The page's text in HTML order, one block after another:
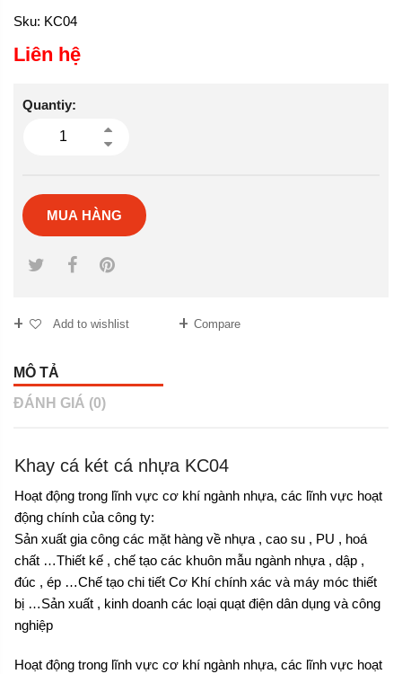
Sku: KC04
Liên hệ
Quantiy:
MUA HÀNG
Add to wishlist Compare
MÔ TẢ
ĐÁNH GIÁ (0)
Khay cá két cá nhựa KC04
Hoạt động trong lĩnh vực cơ khí ngành nhựa, các lĩnh vực hoạt
động chính của công ty:
Sản xuất gia công các mặt hàng về nhựa , cao su , PU , hoá
chất …Thiết kế , chế tạo các khuôn mẫu ngành nhựa , dập ,
đúc , ép …Chế tạo chi tiết Cơ Khí chính xác và máy móc thiết
bị …Sản xuất , kinh doanh các loại quạt điện dân dụng và công
nghiệp
Hoạt động trong lĩnh vực cơ khí ngành nhựa, các lĩnh vực hoạt